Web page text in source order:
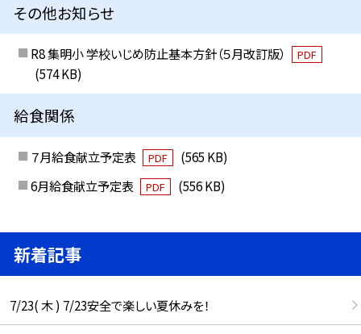
その他お知らせ
R8 集明小 学校いじめ防止基本方針（５月改訂版） PDF
(574 KB)
給食関係
７月給食献立予定表 PDF
(565 KB)
6月給食献立予定表
PDF (556 KB)
新着記事
7/23( 木 ) 7/23安全で楽しい夏休みを！